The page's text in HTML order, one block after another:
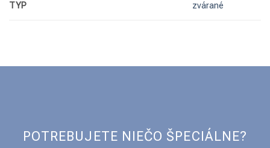
TYP zvárané
POTREBUJETE NIEČO ŠPECIÁLNE?